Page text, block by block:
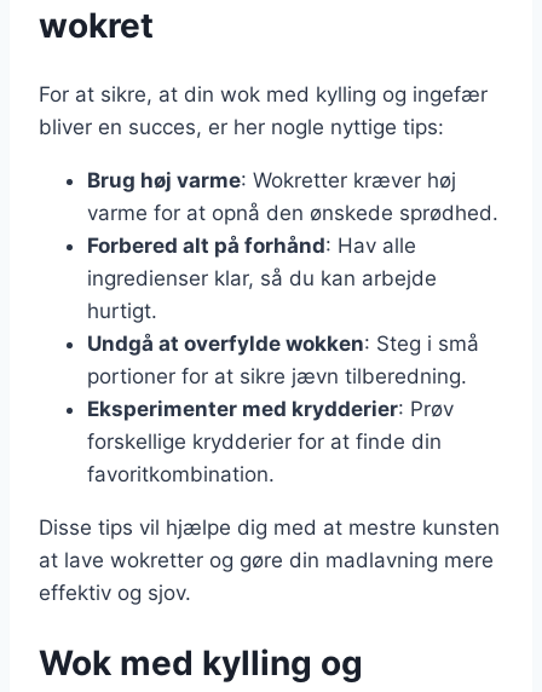
wokret
For at sikre, at din wok med kylling og ingefær
bliver en succes, er her nogle nyttige tips:
Brug høj varme: Wokretter kræver høj
varme for at opnå den ønskede sprødhed.
Forbered alt på forhånd: Hav alle
ingredienser klar, så du kan arbejde
hurtigt.
Undgå at overfylde wokken: Steg i små
portioner for at sikre jævn tilberedning.
Eksperimenter med krydderier: Prøv
forskellige krydderier for at finde din
favoritkombination.
Disse tips vil hjælpe dig med at mestre kunsten
at lave wokretter og gøre din madlavning mere
effektiv og sjov.
Wok med kylling og